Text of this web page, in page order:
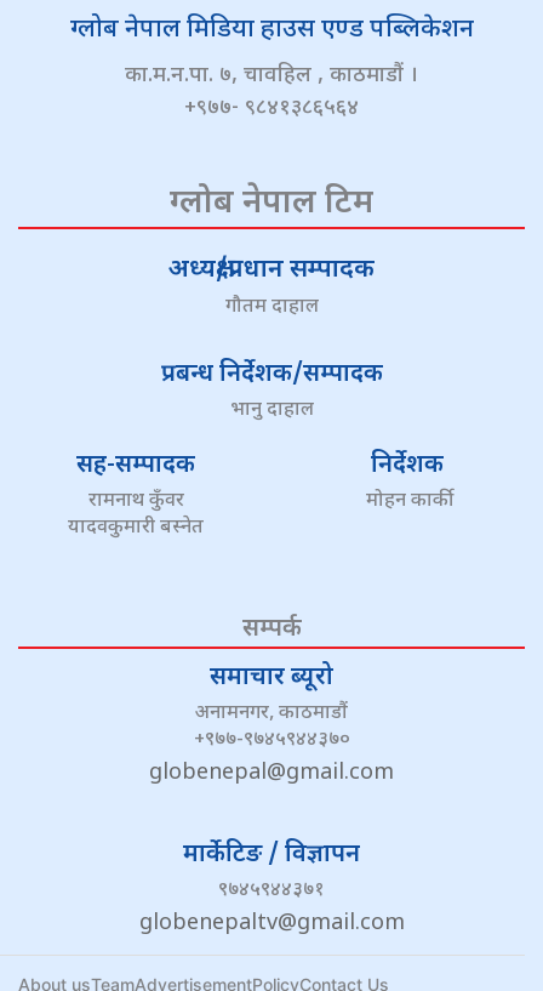
ग्लोब नेपाल मिडिया हाउस एण्ड पब्लिकेशन
का.म.न.पा. ७, चावहिल , काठमाडौं ।
+९७७- ९८४१३८६५६४
ग्लोब नेपाल टिम
अध्यक्ष/प्रधान सम्पादक
गौतम दाहाल
प्रबन्ध निर्देशक/सम्पादक
भानु दाहाल
सह-सम्पादक
रामनाथ कुँवर
यादवकुमारी बस्नेत
निर्देशक
मोहन कार्की
सम्पर्क
समाचार ब्यूरो
अनामनगर, काठमाडौं
+९७७-९७४५९४४३७०
globenepal@gmail.com
मार्केटिङ / विज्ञापन
९७४५९४४३७१
globenepaltv@gmail.com
About usTeamAdvertisementPolicyContact Us